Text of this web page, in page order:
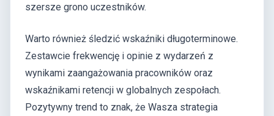
szersze grono uczestników.
Warto również śledzić wskaźniki długoterminowe.
Zestawcie frekwencję i opinie z wydarzeń z
wynikami zaangażowania pracowników oraz
wskaźnikami retencji w globalnych zespołach.
Pozytywny trend to znak, że Wasza strategia